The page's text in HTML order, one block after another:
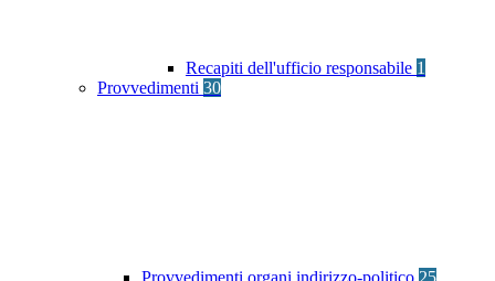
Recapiti dell'ufficio responsabile 1
Provvedimenti 30